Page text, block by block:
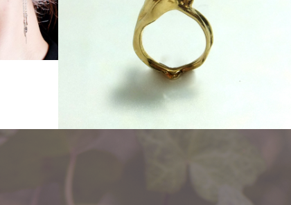
ear hook「イロジカケ」 flow